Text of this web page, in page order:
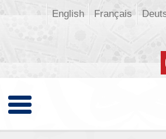
Français
English